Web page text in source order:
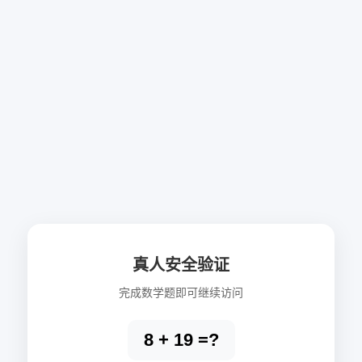
真人安全验证
完成数学题即可继续访问
8 + 19 =?